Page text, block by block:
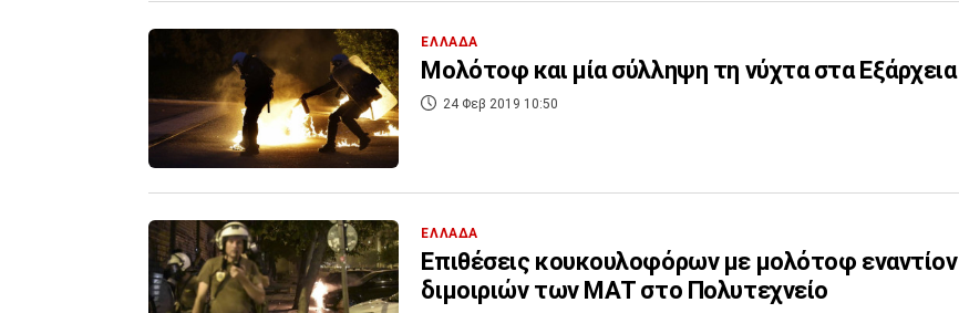
ΕΛΛΑΔΑ
Μολότοφ και μία σύλληψη τη νύχτα στα Εξάρχεια
24 Φεβ 2019 10:50
ΕΛΛΑΔΑ
Επιθέσεις κουκουλοφόρων με μολότοφ εναντίον
διμοιριών των ΜΑΤ στο Πολυτεχνείο